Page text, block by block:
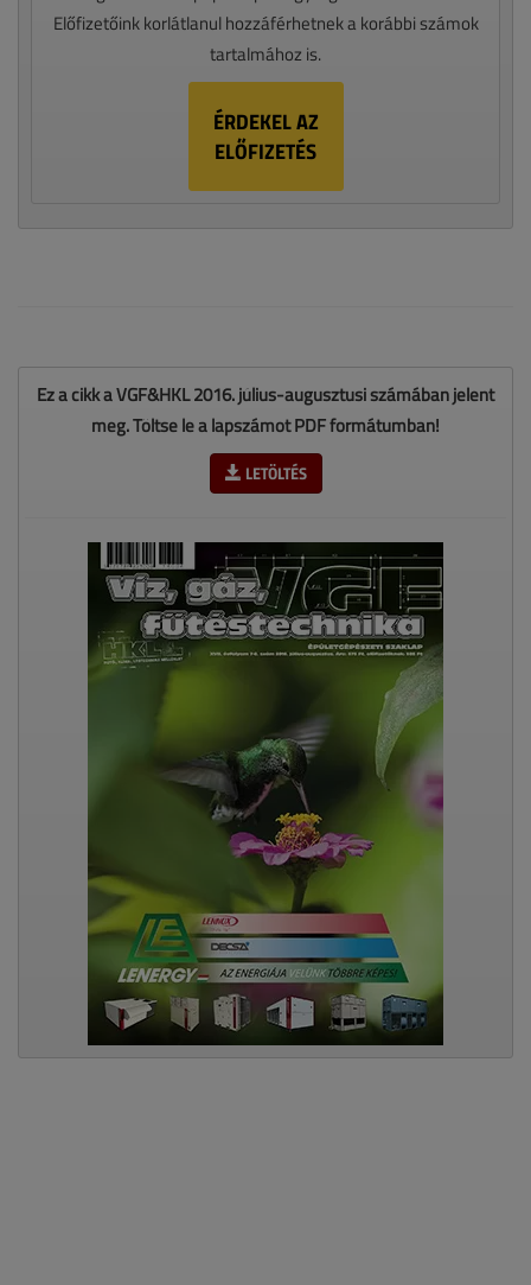
Előfizetőink korlátlanul hozzáférhetnek a korábbi számok
tartalmához is.
ÉRDEKEL AZ
ELŐFIZETÉS
Ez a cikk a VGF&HKL 2016. július-augusztusi számában jelent
meg. Töltse le a lapszámot PDF formátumban!
LETÖLTÉS